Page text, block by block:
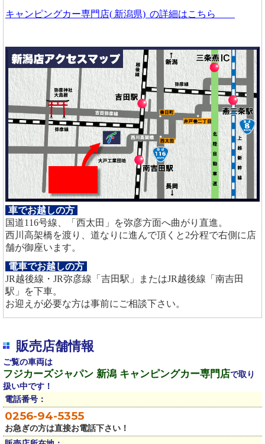
キャンピングカー専門店( 新潟県) の詳細はこちら
車でお越しの方
国道116号線、「西太田」を弥彦方面へ曲がり直進。
西川高架橋を渡り、道なりに進んで頂くと2分程で右側に店
舗が御座います。
電車でお越しの方
JR越後線・JR弥彦線「吉田駅」またはJR越後線「南吉田
駅」を下車。
お迎えが必要な方は事前にご相談下さい。
販売店舗情報
ご覧の車両は
フジカーズジャパン 新潟 キャンピングカー専門店で取り
扱い中です！
電話番号：
0256-94-5355
お急ぎの方は直接お電話下さい！